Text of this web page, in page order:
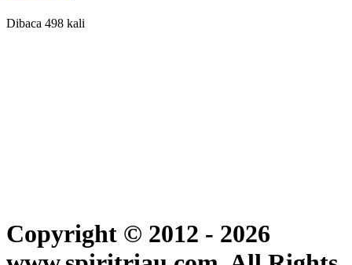
Dibaca 498 kali
Copyright © 2012 - 2026